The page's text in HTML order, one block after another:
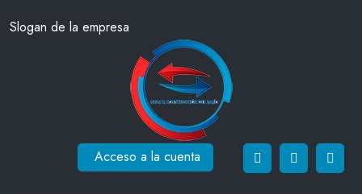
Slogan de la empresa
Acceso a la cuenta